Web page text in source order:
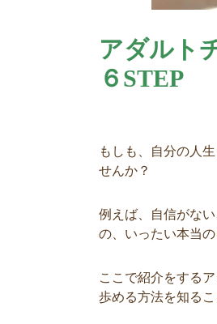
アダルト
６STEP
もしも、自分の人
せんか？
例えば、自信がな
の、いったい本当
ここで紹介をする
歩める方法を知るこ